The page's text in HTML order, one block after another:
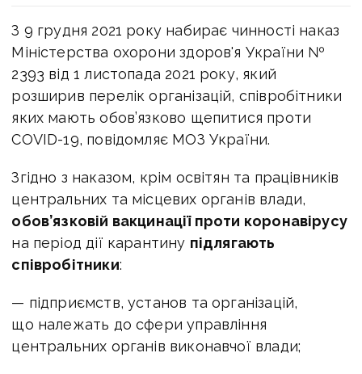
З 9 грудня 2021 року набирає чинності наказ
Міністерства охорони здоров'я України №
2393 від 1 листопада 2021 року, який
розширив перелік організацій, співробітники
яких мають обов’язково щепитися проти
COVID-19, повідомляє МОЗ України.
Згідно з наказом, крім освітян та працівників
центральних та місцевих органів влади,
обов’язковій вакцинації проти коронавірусу
на період дії карантину підлягають
співробітники:
— підприємств, установ та організацій,
що належать до сфери управління
центральних органів виконавчої влади;